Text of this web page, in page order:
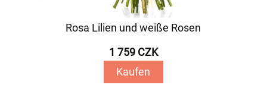
Rosa Lilien und weiße Rosen
1 759 CZK
Kaufen